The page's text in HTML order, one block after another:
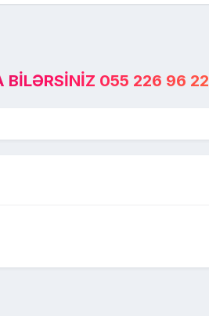
BILƏRSINIZ 055 226 96 22